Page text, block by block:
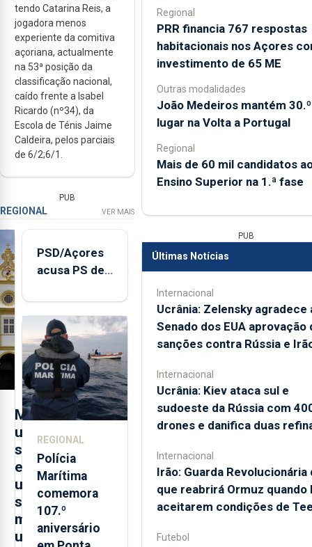
tendo Catarina Reis, a
jogadora menos
experiente da comitiva
açoriana, actualmente
na 53ª posição da
classificação nacional,
caído frente a Isabel
Ricardo (nº34), da
Escola de Ténis Jaime
Caldeira, pelos parciais
de 6/2;6/1.
PUB
REGIONAL VER MAIS
M
u
s
e
u
s
m
u
PSD/Açores
acusa PS de
contraditória"
sobre
evolução
turística
REGIONAL
Polícia
Marítima
comemora
107.º
aniversário
Regional
PRR financia 767 respostas
habitacionais nos Açores
investimento de 65 ME
Outras modalidades
João Medeiros mantém 30.º
lugar na Volta a Portugal
Regional
Mais de 60 mil candidatos
Ensino Superior na 1.ª fase
PUB
Últimas Notícias
Internacional
Ucrânia: Zelensky agradece
Senado dos EUA aprovação
sanções contra Rússia e
Internacional
Ucrânia: Kiev ataca sul e
sudoeste da Rússia com
drones e danifica duas
Internacional
Irão: Guarda Revolucionária
que reabrirá Ormuz quando
aceitarem condições de
Futebol